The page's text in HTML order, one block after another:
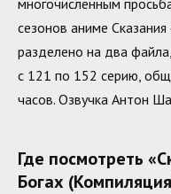
сезонов аниме
разделено на два
с 121 по 152 серию,
часов. Озвучка Антон
Где посмотреть
Богах